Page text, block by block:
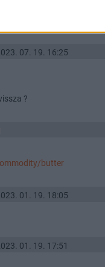
Állampapírt látok
07. 19. 16:25
?
butter
01. 19. 18:05
01. 19. 17:51